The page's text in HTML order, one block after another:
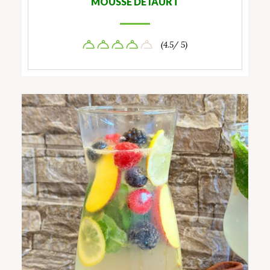
(4.5/ 5)